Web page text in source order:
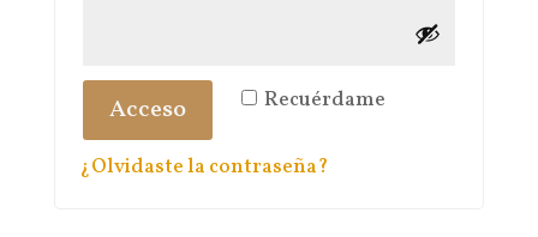
Recuérdame
Acceso
¿Olvidaste la contraseña?